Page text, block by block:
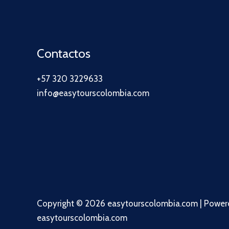
Contactos
+57 320 3229633
info@easytourscolombia.com
Copyright © 2026 easytourscolombia.com |
easytourscolombia.com